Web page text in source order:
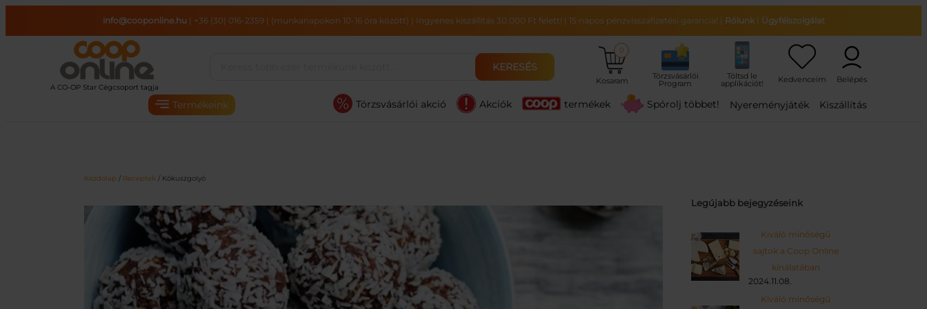
tartalomhoz
info@cooponline.hu | +36 (30) 016-2359| (munkanapokon 10-16 óra között) | Ingyenes kiszállítás 30.000 Ft felett! | 15 napos pénzvisszafizetési garancia! | Rólunk| Ügyfélszolgálat
KERESÉS
Kosaram
0
Termékeink Törzsvásárlói akció Akciók termékek Spórolj többet! Nyereményjáték Kiszállítás
Kezdőlap / Receptek / Kókuszgolyó
Legújabb bejegyzéseink
Kiváló minőségű
sajtok a Coop Online
kínálatában
2024.11.08.
Kiváló minőségű